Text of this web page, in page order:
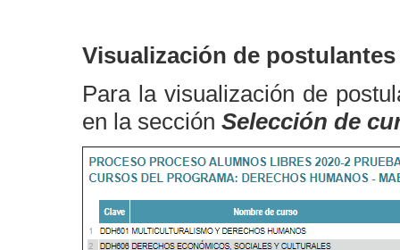
Visualización de postulantes
Para la visualización de
en la sección Selección de